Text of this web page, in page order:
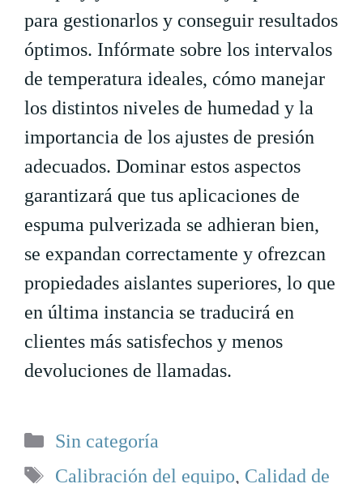
para gestionarlos y conseguir resultados
óptimos. Infórmate sobre los intervalos
de temperatura ideales, cómo manejar
los distintos niveles de humedad y la
importancia de los ajustes de presión
adecuados. Dominar estos aspectos
garantizará que tus aplicaciones de
espuma pulverizada se adhieran bien,
se expandan correctamente y ofrezcan
propiedades aislantes superiores, lo que
en última instancia se traducirá en
clientes más satisfechos y menos
devoluciones de llamadas.
Categorías
Sin categoría
Etiquetas
Calibración del equipo, Calidad de